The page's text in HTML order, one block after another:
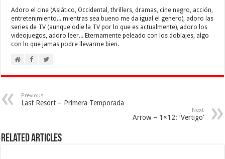
Adoro el cine (Asiático, Occidental, thrillers, dramas, cine negro, acción,
entretenimiento... mientras sea bueno me da igual el genero), adoro las
series de TV (aunque odie la TV por lo que es actualmente), adoro los
videojuegos, adoro leer... Eternamente peleado con los doblajes, algo
con lo que jamas podre llevarme bien.
Previous
Last Resort – Primera Temporada
Next
Arrow – 1×12: ‘Vertigo’
Related Articles